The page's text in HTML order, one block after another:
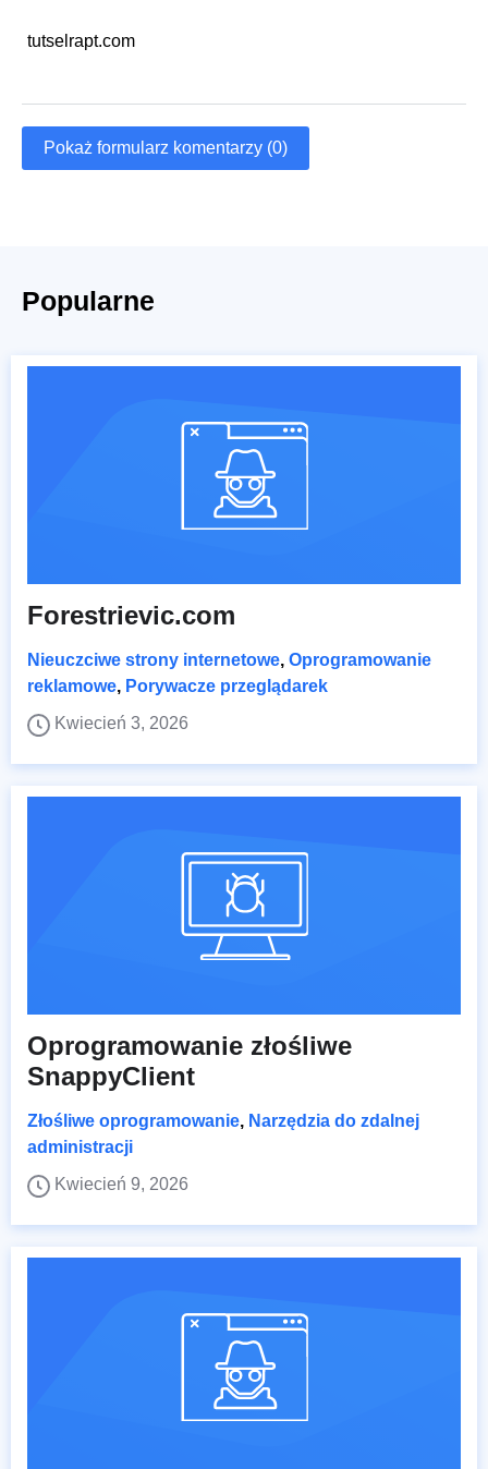
tutselrapt.com
Pokaż formularz komentarzy (0)
Popularne
Forestrievic.com
Nieuczciwe strony internetowe, Oprogramowanie
reklamowe, Porywacze przeglądarek
Kwiecień 3, 2026
Oprogramowanie złośliwe
SnappyClient
Złośliwe oprogramowanie, Narzędzia do zdalnej
administracji
Kwiecień 9, 2026